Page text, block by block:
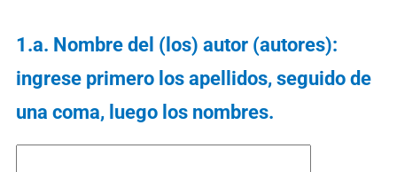
1.a. Nombre del (los) autor (autores):
ingrese primero los apellidos, seguido de
una coma, luego los nombres.